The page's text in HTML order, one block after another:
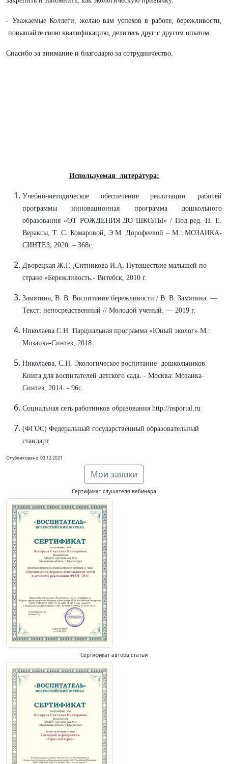
- Уважаемые Коллеги, желаю вам успехов в работе, бережливости,
повышайте свою квалификацию, делитесь друг с другом опытом.
Спасибо за внимание и благодарю за сотрудничество.
Используемая литература:
Учебно-методическое обеспечение реализации рабочей
программы
инновационная программа дошкольного
образования «ОТ РОЖДЕНИЯ ДО ШКОЛЫ» / Под ред. Н. Е.
Вераксы, Т. С. Комаровой, Э.М. Дорофеевой – М.: МОЗАИКА-
СИНТЕЗ, 2020. – 368с.
Дворецкая Ж.Г. ,Ситникова И.А. Путешествие малышей по
стране «Бережливость.- Витебск, 2010 г.
Замятина, В. В. Воспитание бережливости / В. В. Замятина. —
Текст: непосредственный // Молодой ученый. — 2019 г.
Николаева С.Н. Парциальная программа «Юный эколог».М.:
Мозаика-Синтез, 2018.
Николаева, С.Н. Экологическое воспитание дошкольников.
Книга для воспитателей детского сада. - Москва: Мозаика-
Синтез, 2014. - 96с.
Социальная сеть работников образования http://nsportal.ru
(ФГОС) Федеральный государственный образовательный
стандарт
Опубликовано: 03.12.2021
Мои заявки
Сертификат слушателя вебинара
Сертификат автора статьи